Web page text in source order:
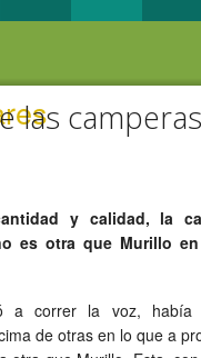
las
y calidad, la
es otra que Murillo
a correr la voz,
de otras en lo que a